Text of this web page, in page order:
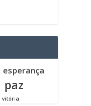
esperança
paz
vitória